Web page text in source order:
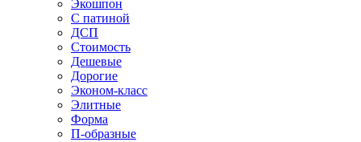
Экошпон
С патиной
ДСП
Стоимость
Дешевые
Дорогие
Эконом-класс
Элитные
Форма
П-образные